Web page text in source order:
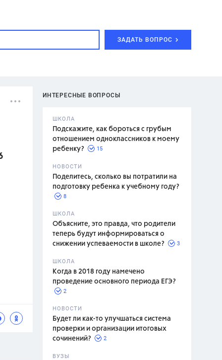
ЗАДАТЬ ВОПРОС
ИНТЕРЕСНЫЕ ВОПРОСЫ
ШКОЛА
Подскажите, как бороться с грубым
отношением одноклассников к моему
ребенку?
15
НОВОСТИ
Поделитесь, сколько вы потратили на
подготовку ребенка к учебному году?
8
ШКОЛА
Объясните, это правда, что родители
теперь будут информироваться о
снижении успеваемости в школе?
3
ШКОЛА
Когда в 2018 году намечено
проведение основного периода ЕГЭ?
2
НОВОСТИ
Будет ли как-то улучшаться система
проверки и организации итоговых
сочинений?
2
ВУЗЫ